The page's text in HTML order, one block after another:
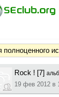
полноценного
Rock ! [7]
19 фев 2012 в